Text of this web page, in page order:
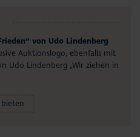
von Udo Lindenberg
Auktionslogo, ebenfalls mit
Udo Lindenberg „Wir ziehen in
bieten